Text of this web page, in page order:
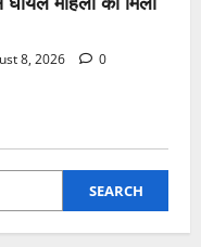
8, 2026 0
SEARCH